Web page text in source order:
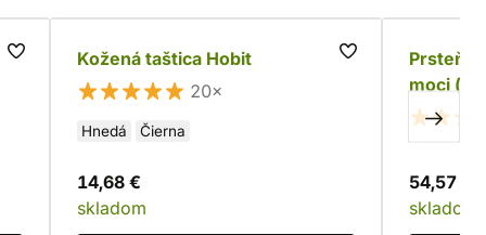
Kožená taštica Hobit
20×
Hnedá Čierna
14,68 €
skladom
Prsteň
moci
54,57 €
skladom